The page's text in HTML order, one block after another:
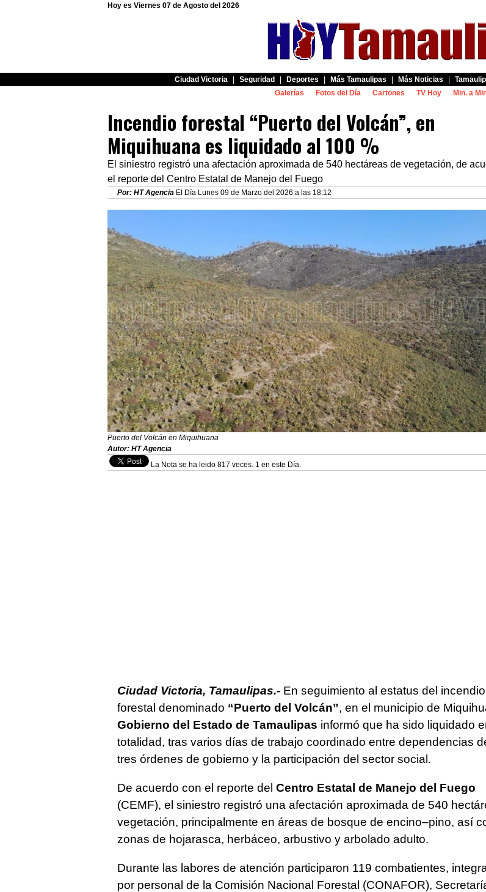
Hoy es Viernes 07 de Agosto del 2026
Ciudad Victoria Seguridad Deportes Más Tamaulipas Más Noticias
Galerías
Fotos del Día Cartones TV Hoy Min. a
Incendio forestal “Puerto del Volcán”, en
Miquihuana es liquidado al 100 %
El siniestro registró una afectación aproximada de 540 hectáreas de vegetación, de
el reporte del Centro Estatal de Manejo del Fuego
Por: HT Agencia El Día Lunes 09 de Marzo del 2026 a las 18:12
Puerto del Volcán en Miquihuana
Autor: HT Agencia
La Nota se ha leido 817 veces. 1 en este Día.
Ciudad Victoria, Tamaulipas.- En seguimiento al estatus del incendio
forestal denominado “Puerto del Volcán”, en el municipio de
Gobierno del Estado de Tamaulipas informó que ha sido liquidado
totalidad, tras varios días de trabajo coordinado entre dependencias
tres órdenes de gobierno y la participación del sector social.
De acuerdo con el reporte del Centro Estatal de Manejo del Fuego
(CEMF), el siniestro registró una afectación aproximada de 540
vegetación, principalmente en áreas de bosque de encino–pino, así
zonas de hojarasca, herbáceo, arbustivo y arbolado adulto.
Durante las labores de atención participaron 119 combatientes,
por personal de la Comisión Nacional Forestal (CONAFOR),